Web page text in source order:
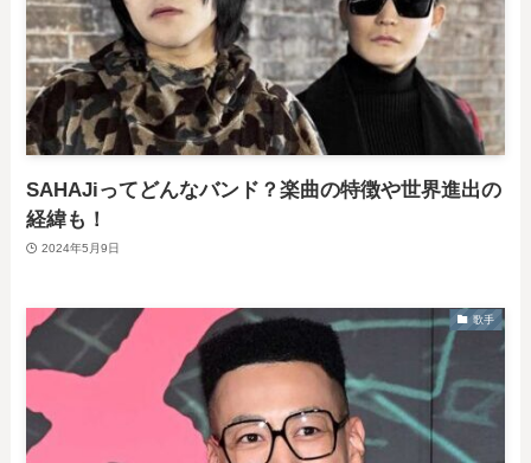
SAHAJiってどんなバンド？楽曲の特徴や世界進出の
経緯も！
2024年5月9日
歌手